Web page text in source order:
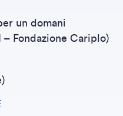
un domani
– Fondazione Cariplo)